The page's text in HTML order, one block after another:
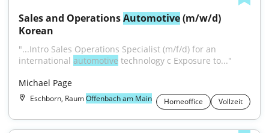
Sales and Operations Automotive (m/w/d)
Korean
"...Intro Sales Operations Specialist (m/f/d) for an
international automotive technology c Exposure to..."
Michael Page
Eschborn, RaumOffenbach am Main Homeoffice Vollzeit